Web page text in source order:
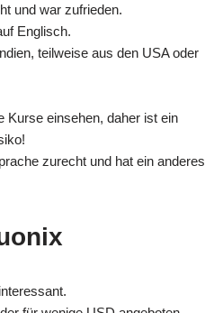
und war zufrieden.
Englisch.
teilweise aus den USA oder
Kurse einsehen, daher ist ein
zurecht und hat ein anderes